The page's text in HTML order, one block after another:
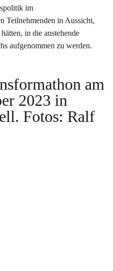
im
Teilnehmenden in Aussicht,
in die anstehende
aufgenommen zu werden.
am
2023 in
Fotos: Ralf